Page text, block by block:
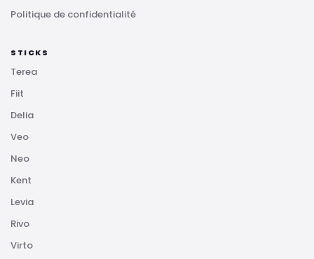
Politique de confidentialité
STICKS
Terea
Fiit
Delia
Veo
Neo
Kent
Levia
Rivo
Virto